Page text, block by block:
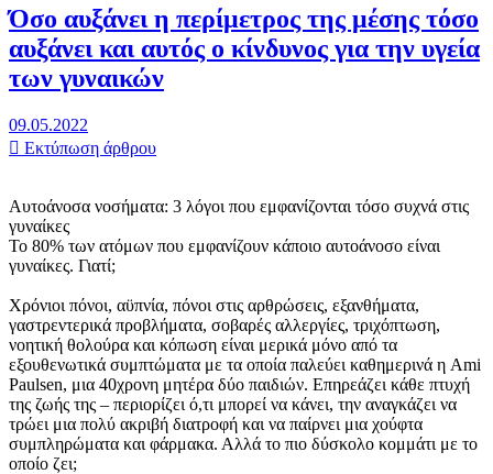
Όσο αυξάνει η περίμετρος της μέσης τόσο
αυξάνει και αυτός ο κίνδυνος για την υγεία
των γυναικών
09.05.2022
Εκτύπωση άρθρου
Αυτοάνοσα νοσήματα: 3 λόγοι που εμφανίζονται τόσο συχνά στις
γυναίκες
Το 80% των ατόμων που εμφανίζουν κάποιο αυτοάνοσο είναι
γυναίκες. Γιατί;
Χρόνιοι πόνοι, αϋπνία, πόνοι στις αρθρώσεις, εξανθήματα,
γαστρεντερικά προβλήματα, σοβαρές αλλεργίες, τριχόπτωση,
νοητική θολούρα και κόπωση είναι μερικά μόνο από τα
εξουθενωτικά συμπτώματα με τα οποία παλεύει καθημερινά η Ami
Paulsen, μια 40χρονη μητέρα δύο παιδιών. Επηρεάζει κάθε πτυχή
της ζωής της – περιορίζει ό,τι μπορεί να κάνει, την αναγκάζει να
τρώει μια πολύ ακριβή διατροφή και να παίρνει μια χούφτα
συμπληρώματα και φάρμακα. Αλλά το πιο δύσκολο κομμάτι με το
οποίο ζει;